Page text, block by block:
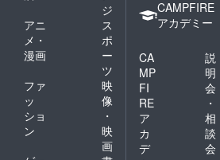
ジ
アニ
メ・
漫画
ス
ポ
ー
ツ
ファ
ッ
ショ
ン
映
像
・
映
画
CAMPFIRE
アカデミー
CA
MP
FI
RE
ア
カ
デ
説
明
会
・
相
談
会